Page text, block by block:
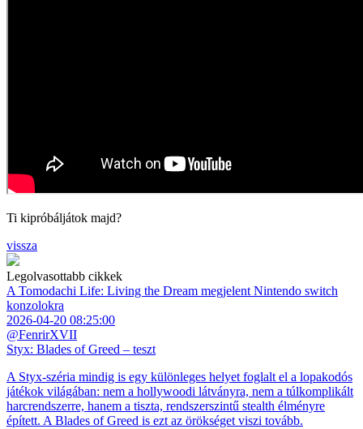
Ti kipróbáljátok majd?
vissza
Legolvasottabb cikkek
A Tomodachi Life: Living the Dream megjelent Nintendo switch
konzolokra
2026-04-20 08:25:00
@FenrirXVII
Styx: Blades of Greed – teszt
A Styx-széria mindig is egy különleges helyet foglalt el a lopakodós
játékok világában: nem a hollywoodi látványra, nem a túlkomplikált
harcrendszerre, hanem a tiszta, rendszerszintű stealth élményre
épített. A Blades of Greed is ezt az örökséget viszi tovább.